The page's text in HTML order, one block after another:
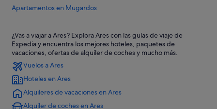
Apartamentos en Mugardos
Casas rurales en Franza
Pensiones en Ares
Campings de caravanas en Mugardos
Hoteles cerca de Iglesia de San Francisco
Hoteles con bar en Ares
¿Vas a viajar a Ares? Explora Ares con las guías de viaje de
Expedia y encuentra los mejores hoteles, paquetes de
vacaciones, ofertas de alquiler de coches y mucho más.
Vuelos a Ares
Hoteles en Ares
Alquileres de vacaciones en Ares
Alquiler de coches en Ares